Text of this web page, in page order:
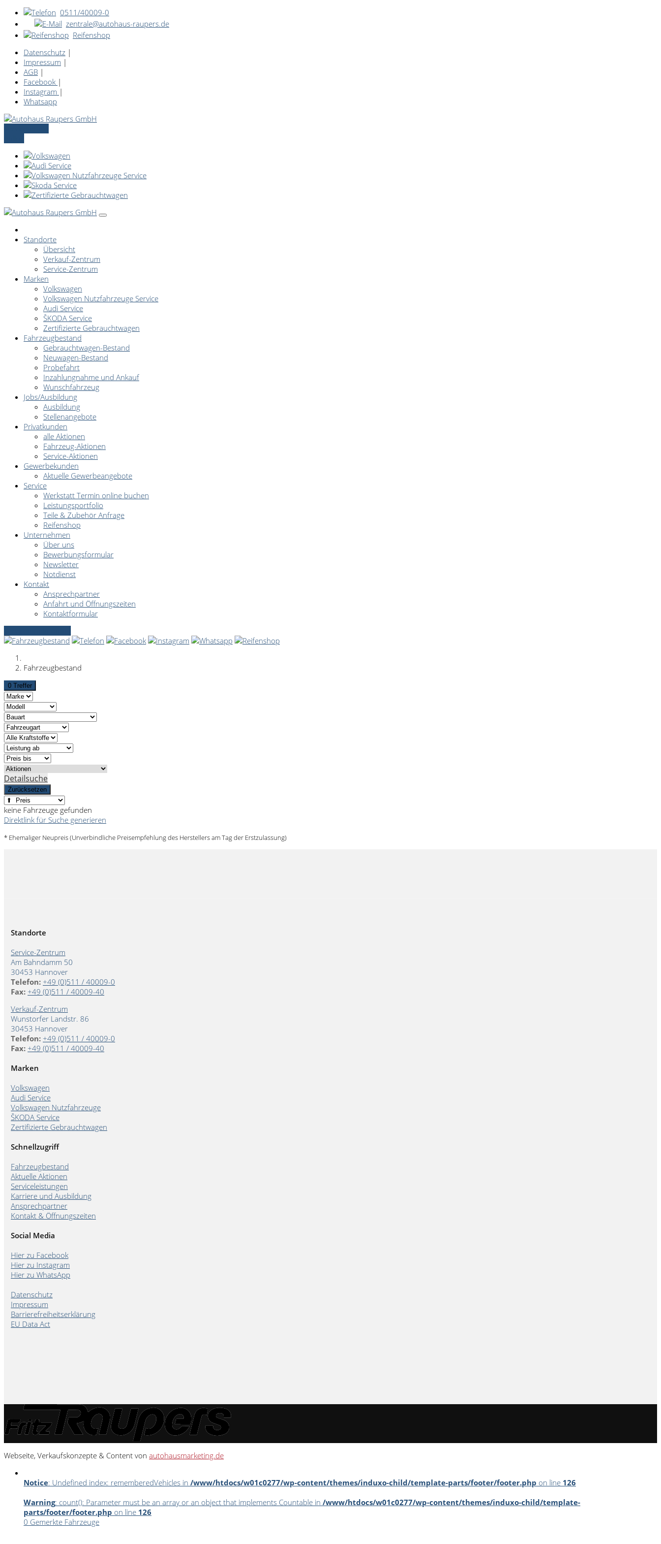
0511/40009-0
zentrale@autohaus-raupers.de
Reifenshop
Datenschutz |
Impressum |
AGB |
Facebook |
Instagram |
Whatsapp
Standorte
Übersicht
Verkauf-Zentrum
Service-Zentrum
Marken
Volkswagen
Volkswagen Nutzfahrzeuge Service
Audi Service
ŠKODA Service
Zertifizierte Gebrauchtwagen
Fahrzeugbestand
Gebrauchtwagen-Bestand
Neuwagen-Bestand
Probefahrt
Inzahlungnahme und Ankauf
Wunschfahrzeug
Jobs/Ausbildung
Ausbildung
Stellenangebote
Privatkunden
alle Aktionen
Fahrzeug-Aktionen
Service-Aktionen
Gewerbekunden
Aktuelle Gewerbeangebote
Service
Werkstatt Termin online buchen
Leistungsportfolio
Teile & Zubehör Anfrage
Reifenshop
Unternehmen
Über uns
Bewerbungsformular
Newsletter
Notdienst
Kontakt
Ansprechpartner
Anfahrt und Öffnungszeiten
Kontaktformular
Fahrzeugbestand
0 Treffer
Detailsuche
Zurücksetzen
keine Fahrzeuge gefunden
Direktlink für Suche generieren
* Ehemaliger Neupreis (Unverbindliche Preisempfehlung des Herstellers am Tag der Erstzulassung)
Standorte
Service-Zentrum
Am Bahndamm 50
30453 Hannover
Telefon: +49 (0)511 / 40009-0
Fax: +49 (0)511 / 40009-40
Verkauf-Zentrum
Wunstorfer Landstr. 86
30453 Hannover
Telefon: +49 (0)511 / 40009-0
Fax: +49 (0)511 / 40009-40
Marken
Volkswagen
Audi Service
Volkswagen Nutzfahrzeuge
ŠKODA Service
Zertifizierte Gebrauchtwagen
Schnellzugriff
Fahrzeugbestand
Aktuelle Aktionen
Serviceleistungen
Karriere und Ausbildung
Ansprechpartner
Kontakt & Öffnungszeiten
Social Media
Hier zu Facebook
Hier zu Instagram
Hier zu WhatsApp
Datenschutz
Impressum
Barrierefreiheitserklärung
EU Data Act
Webseite, Verkaufskonzepte & Content von autohausmarketing.de
Notice: Undefined index: rememberedVehicles in /www/htdocs/w01c0277/wp-content/themes/induxo-child/template-parts/footer/footer.php on line 126
Warning: count(): Parameter must be an array or an object that implements Countable in /www/htdocs/w01c0277/wp-content/themes/induxo-child/template-
parts/footer/footer.php on line 126
0 Gemerkte Fahrzeuge